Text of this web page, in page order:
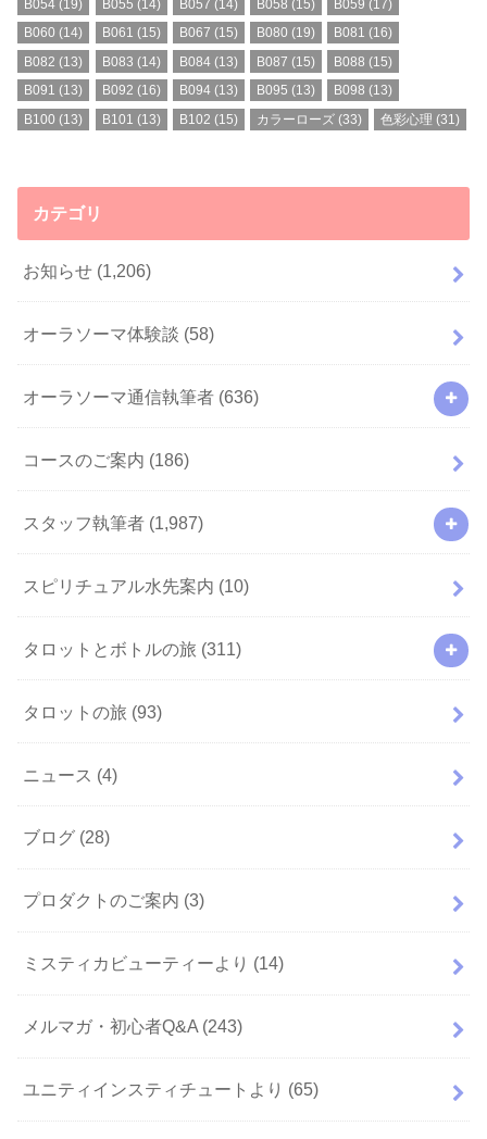
B054 (19) B055 (14) B057 (14) B058 (15) B059 (17)
B060 (14) B061 (15) B067 (15) B080 (19) B081 (16)
B082 (13) B083 (14) B084(13) B087 (15) B088 (15)
B091 (13) B092 (16) B094(13) B095 (13) B098 (13)
B100 (13) B101 (13) B102 (15) カラーローズ (33) 色彩心理 (31)
カテゴリ
お知らせ (1,206)
オーラソーマ体験談 (58)
オーラソーマ通信執筆者 (636)
コースのご案内 (186)
スタッフ執筆者 (1,987)
スピリチュアル水先案内 (10)
タロットとボトルの旅 (311)
タロットの旅 (93)
ニュース (4)
ブログ (28)
プロダクトのご案内 (3)
ミスティカビューティーより (14)
メルマガ・初心者Q&A (243)
ユニティインスティチュートより (65)